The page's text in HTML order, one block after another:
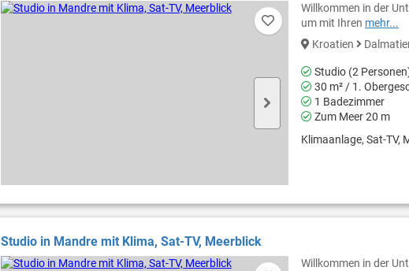
Willkommen in der
um mit Ihren mehr...
Kroatien
Studio (2
30 m² / 1.
1 Badezimmer
Zum Meer 20 m
Klimaanlage, Sat-TV,
Studio in Mandre mit Klima, Sat-TV, Meerblick
Willkommen in der